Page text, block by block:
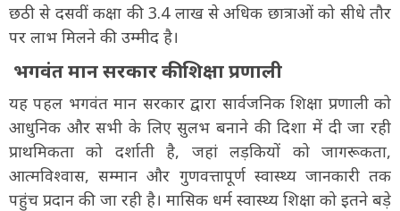
छठी से दसवीं कक्षा की 3.4 लाख से अधिक छात्राओं को सीधे तौर
पर लाभ मिलने की उम्मीद है।
भगवंत मान सरकार की शिक्षा प्रणाली
यह पहल भगवंत मान सरकार द्वारा सार्वजनिक शिक्षा प्रणाली को
आधुनिक और सभी के लिए सुलभ बनाने की दिशा में दी जा रही
प्राथमिकता को दर्शाती है, जहां लड़कियों को जागरूकता,
आत्मविश्वास, सम्मान और गुणवत्तापूर्ण स्वास्थ्य जानकारी तक
पहुंच प्रदान की जा रही है। मासिक धर्म स्वास्थ्य शिक्षा को इतने बड़े